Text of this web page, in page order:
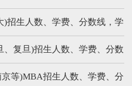
)招生人数、学费、分数线，学
、复旦)招生人数、学费、分数
等)MBA招生人数、学费、分